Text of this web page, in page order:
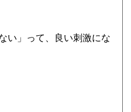
い」って、良い刺激にな